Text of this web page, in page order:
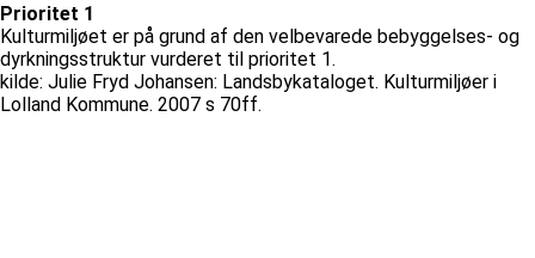
Prioritet 1
Kulturmiljøet er på grund af den velbevarede bebyggelses- og
dyrkningsstruktur vurderet til prioritet 1.
kilde: Julie Fryd Johansen: Landsbykataloget. Kulturmiljøer i
Lolland Kommune. 2007 s 70ff.